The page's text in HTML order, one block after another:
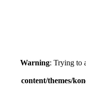
Warning: Trying to
content/themes/